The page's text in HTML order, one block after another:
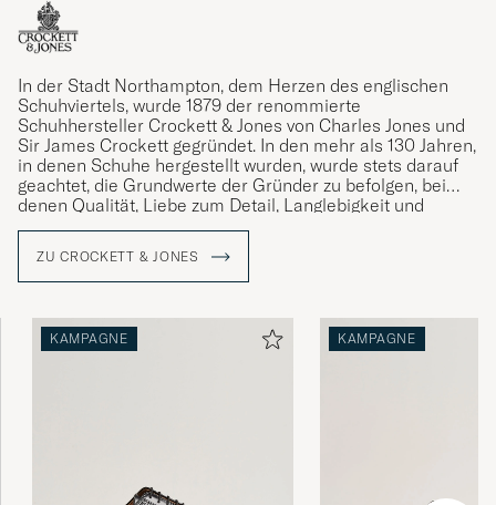
In der Stadt Northampton, dem Herzen des englischen
Schuhviertels, wurde 1879 der renommierte
Schuhhersteller Crockett & Jones von Charles Jones und
Sir James Crockett gegründet. In den mehr als 130 Jahren,
in denen Schuhe hergestellt wurden, wurde stets darauf
geachtet, die Grundwerte der Gründer zu befolgen, bei
denen Qualität, Liebe zum Detail, Langlebigkeit und
verwaltet.
ZU CROCKETT & JONES
KAMPAGNE KAMPAGNE